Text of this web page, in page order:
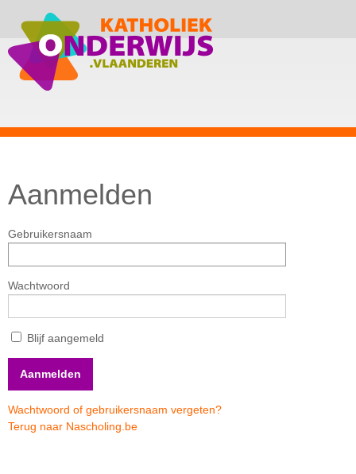
Aanmelden
Gebruikersnaam
Wachtwoord
Blijf aangemeld
Wachtwoord of gebruikersnaam vergeten?
Terug naar Nascholing.be